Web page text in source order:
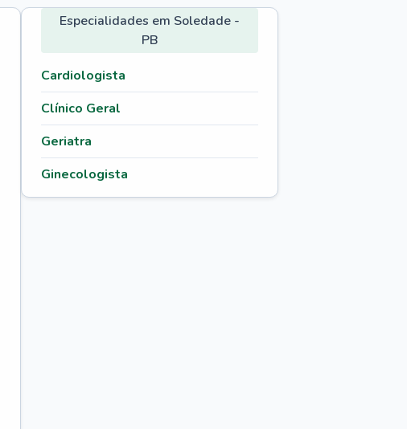
Especialidades em Soledade -
PB
Cardiologista
Clínico Geral
Geriatra
Ginecologista